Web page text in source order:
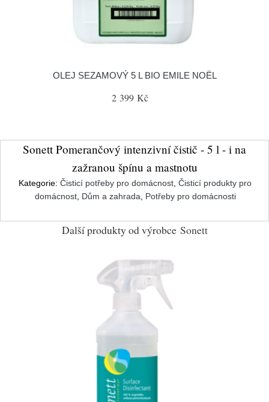
OLEJ SEZAMOVÝ 5 L BIO EMILE NOËL
2 399 Kč
Sonett Pomerančový intenzivní čistič - 5 l - i na
zažranou špínu a mastnotu
Kategorie: Čisticí potřeby pro domácnost Čisticí produkty pro
domácnost, Dům a zahrada Potřeby pro domácnosti
Další produkty od výrobce Sonett